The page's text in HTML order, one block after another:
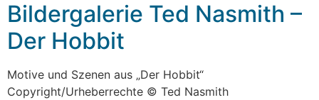
Bildergalerie Ted Nasmith –
Der Hobbit
Motive und Szenen aus „Der Hobbit“
Copyright/Urheberrechte © Ted Nasmith